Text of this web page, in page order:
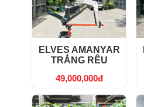
ELVES AMANYAR
TRẮNG RÊU
49,000,000đ